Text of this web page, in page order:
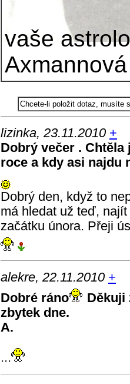
vaše
Axmannová
Chcete-li položit dotaz, musíte
lizinka, 23.11.2010 +
Dobrý večer .
roce a kdy asi najdu
Dobrý den, když to
má hledat už teď,
začátku února. Přeji
alekre, 22.11.2010 +
Dobré ráno
Děkuji
zbytek dne.
A.
...